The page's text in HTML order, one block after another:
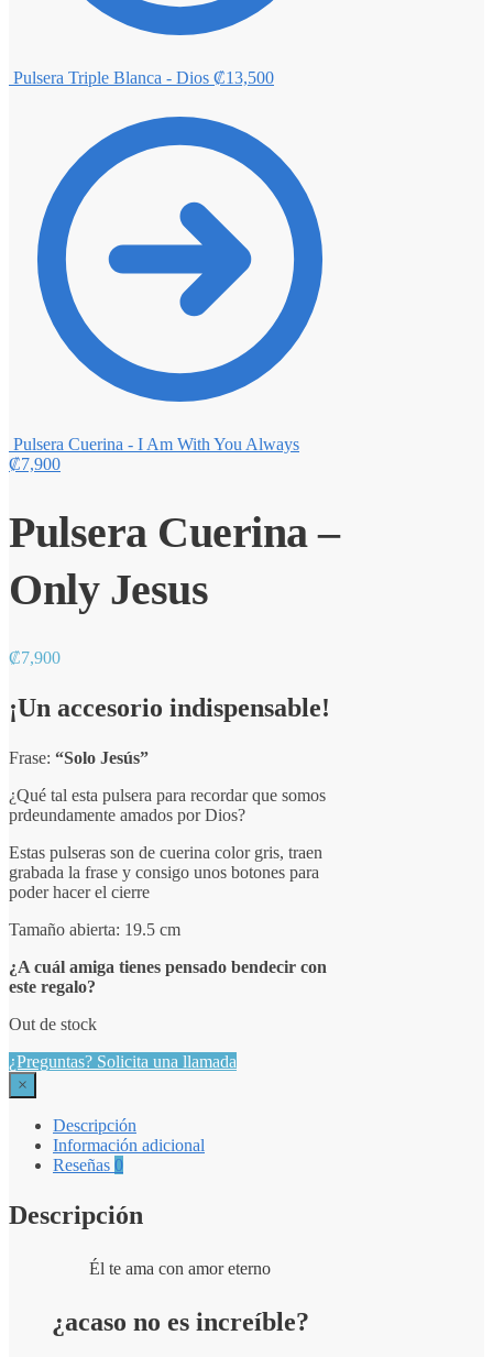
Pulsera Triple Blanca - Dios ₡13,500
Pulsera Cuerina - I Am With You Always
₡7,900
Pulsera Cuerina –
Only Jesus
₡7,900
¡Un accesorio indispensable!
Frase: “Solo Jesús”
¿Qué tal esta pulsera para recordar que somos
prdeundamente amados por Dios?
Estas pulseras son de cuerina color gris, traen
grabada la frase y consigo unos botones para
poder hacer el cierre
Tamaño abierta: 19.5 cm
¿A cuál amiga tienes pensado bendecir con
este regalo?
Out de stock
¿Preguntas? Solicita una llamada
×
Descripción
Información adicional
Reseñas 0
Descripción
Él te ama con amor eterno
¿acaso no es increíble?